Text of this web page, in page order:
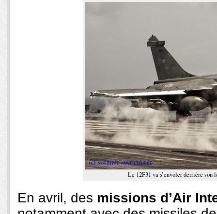
Le 12F31 va s’envoler derrière son
En avril, des missions d’Air